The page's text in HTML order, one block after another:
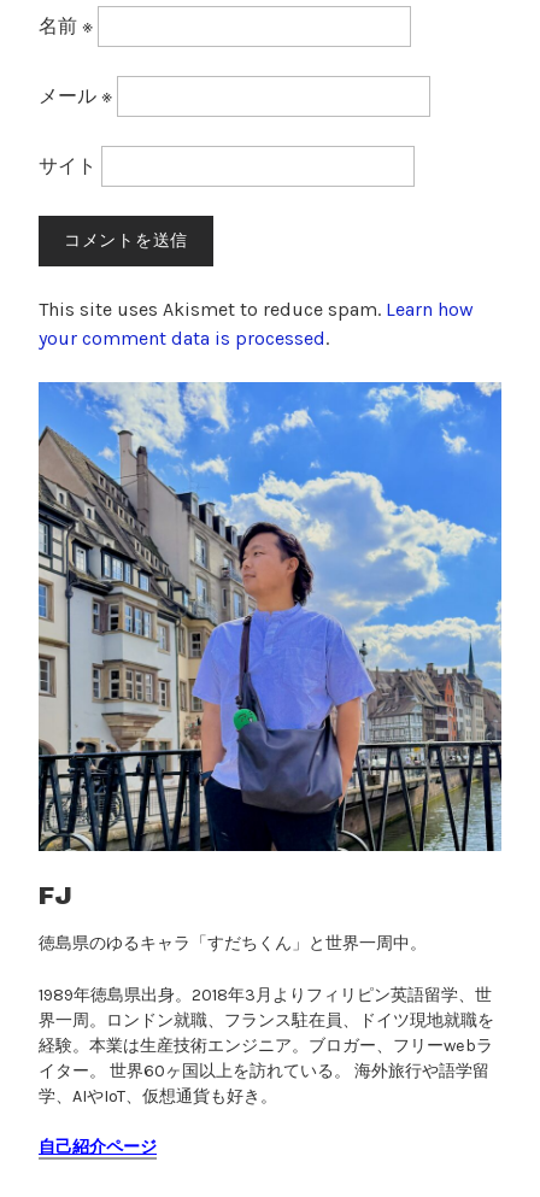
名前 ※
メール ※
サイト
This site uses Akismet to reduce spam. Learn how
your comment data is processed.
FJ
徳島県のゆるキャラ「すだちくん」と世界一周中。
1989年徳島県出身。2018年3月よりフィリピン英語留学、世
界一周。ロンドン就職、フランス駐在員、ドイツ現地就職を
経験。本業は生産技術エンジニア。ブロガー、フリーwebラ
イター。 世界60ヶ国以上を訪れている。 海外旅行や語学留
学、AIやIoT、仮想通貨も好き。
自己紹介ページ